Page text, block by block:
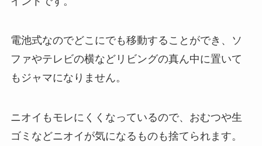
電池式なのでどこにでも移動することができ、ソ
ファやテレビの横などリビングの真ん中に置いて
もジャマになりません。
ニオイもモレにくくなっているので、おむつや生
ゴミなどニオイが気になるものも捨てられます。